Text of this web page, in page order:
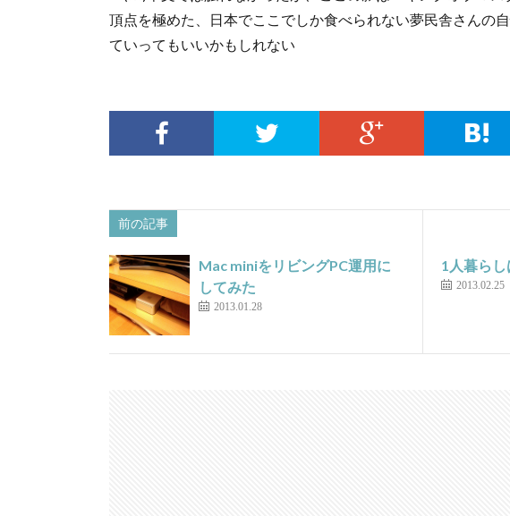
頂点を極めた、日本でここでしか食べられない夢民舎さんの
ていってもいいかもしれない
前の記事
Mac miniをリビングPC運用に
してみた
2013.01.28
1人暮ら
2013.02.25